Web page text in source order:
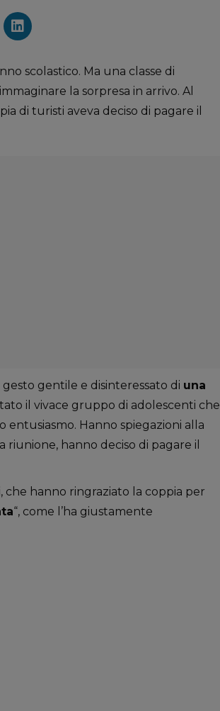
scolastico. Ma una classe di
la sorpresa in arrivo. Al
di turisti aveva deciso di pagare il
gesto gentile e disinteressato di una
il vivace gruppo di adolescenti che
Hanno spiegazioni alla
hanno deciso di pagare il
hanno ringraziato la coppia per
“, come l’ha giustamente